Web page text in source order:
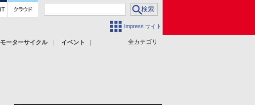
Impress サイト
全カテゴリ
モーターサイクル
イベント